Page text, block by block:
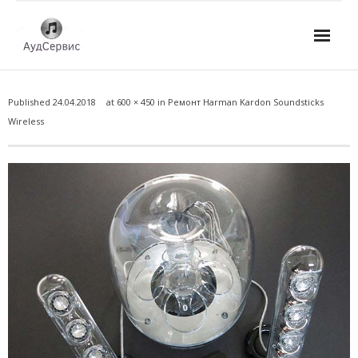
- Ремонт автомагнитол
- Ремонт микшерных пультов и консолей
- Ремонт активной акустики
- Ремонт домашних кинотеатров
- Ремонт музыкальных центров
- Ремонт аудио для клубов, ресторанов, школ
- Изготовление усилителей
Published 24.04.2018 at 600 × 450 in Ремонт Harman Kardon Soundsticks
Wireless